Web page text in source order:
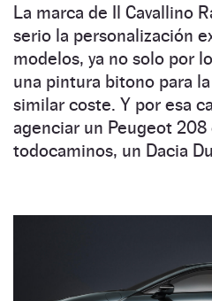
La marca de Il Cavallino
serio la personalización
modelos, ya no solo por
una pintura bitono para
similar coste. Y por esa
agenciar un Peugeot 208
todocaminos, un Dacia